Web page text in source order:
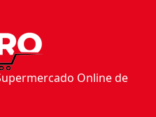
Online de